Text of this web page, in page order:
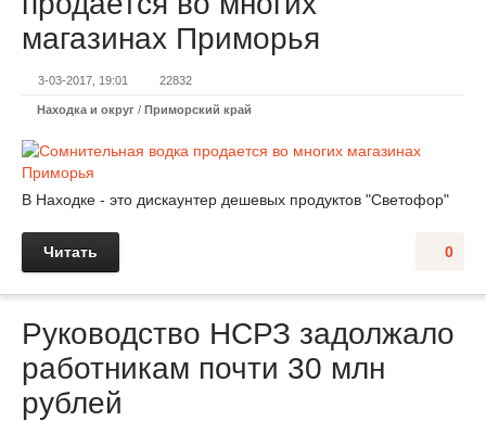
магазинах Приморья
3-03-2017, 19:01 22832
Находка и округ / Приморский край
В Находке - это дискаунтер дешевых продуктов "Светофор"
0
Читать
Руководство НСРЗ задолжало
работникам почти 30 млн
рублей